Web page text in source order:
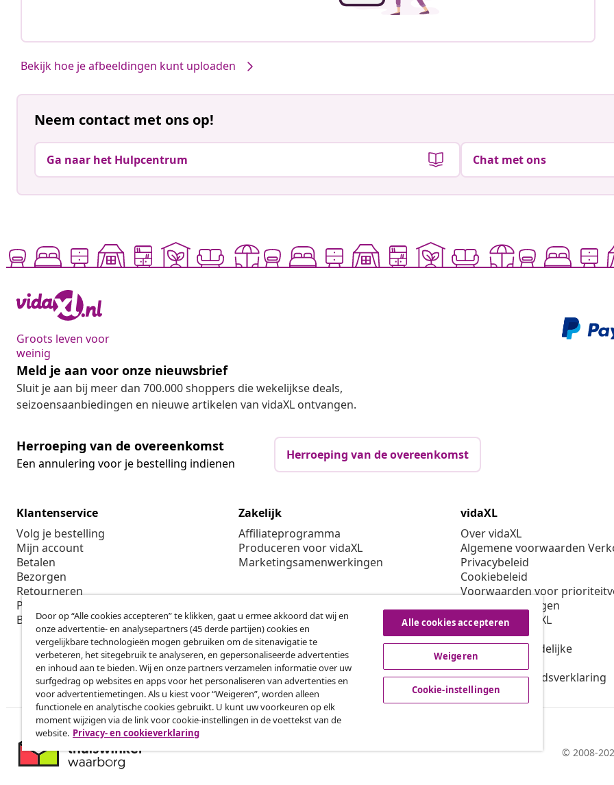
Bekijk hoe je afbeeldingen kunt uploaden
Neem contact met ons op!
Ga naar het Hulpcentrum Chat met ons
Groots leven voor
weinig
Meld je aan voor onze nieuwsbrief
Sluit je aan bij meer dan 700.000 shoppers die wekelijkse deals,
seizoensaanbiedingen en nieuwe artikelen van vidaXL ontvangen.
Herroeping van de overeenkomst
Een annulering voor je bestelling indienen
Herroeping van de overeenkomst
Klantenservice
Volg je bestelling
Mijn account
Betalen
Bezorgen
Retourneren
Productinformatie
Bestellen
Zakelijk
Affiliateprogramma
Produceren voor vidaXL
Marketingsamenwerkingen
vidaXL
Over vidaXL
Algemene voorwaarden
Privacybeleid
Cookiebeleid
Voorwaarden voor
Cookie-instellingen
Werken bij vidaXL
Veiligheid
EU verantwoordelijke
Beleid voor EPR
Toegankelijkheidsverklaring
© 2008-
Door op “Alle cookies accepteren” te klikken, gaat u ermee akkoord dat wij en
onze advertentie- en analysepartners (45 derde partijen) cookies en
vergelijkbare technologieën mogen gebruiken om de sitenavigatie te
verbeteren, het sitegebruik te analyseren, en gepersonaliseerde advertenties
en inhoud aan te bieden. Wij en onze partners verzamelen informatie over uw
surfgedrag op websites en apps voor het personaliseren van advertenties en
voor advertentiemetingen. Als u kiest voor “Weigeren”, worden alleen
functionele en analytische cookies gebruikt. U kunt uw voorkeuren op elk
moment wijzigen via de link voor cookie-instellingen in de voettekst van de
website. Privacy- en cookieverklaring
Alle cookies accepteren
Weigeren
Cookie-instellingen